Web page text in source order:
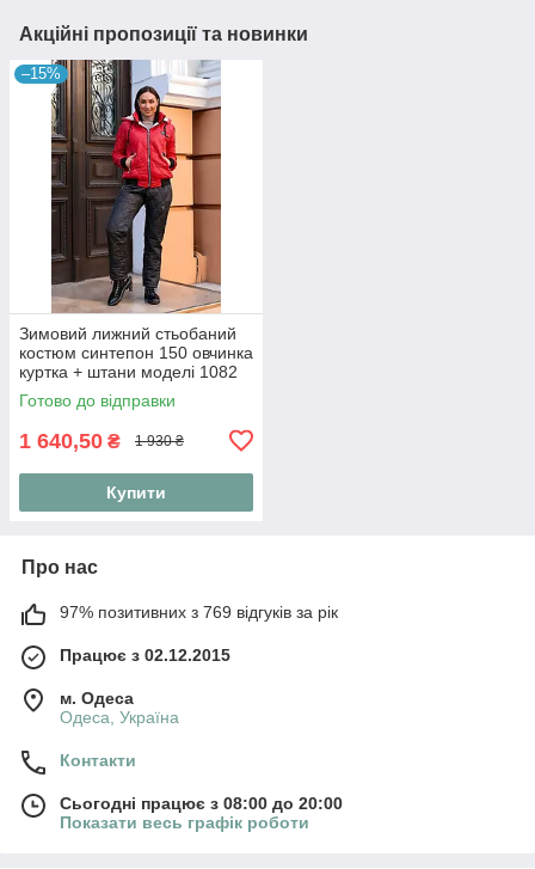
Акційні пропозиції та новинки
–15%
Зимовий лижний стьобаний
костюм синтепон 150 овчинка
куртка + штани моделі 1082
(42-56) 46, Червоний
Готово до відправки
1 640,50 ₴ 1 930 ₴
Купити
Про нас
97% позитивних з 769 відгуків за рік
Працює з 02.12.2015
м. Одеса
Одеса, Україна
Контакти
Сьогодні працює з 08:00 до 20:00
Показати весь графік роботи